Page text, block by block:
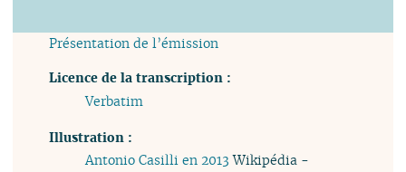
Présentation de l’émission
Licence de la transcription :
Verbatim
Illustration :
Antonio Casilli en 2013 Wikipédia -